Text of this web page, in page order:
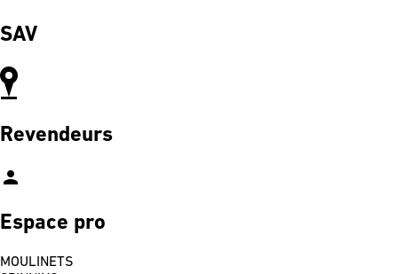
SAV
Revendeurs
person
Espace pro
MOULINETS